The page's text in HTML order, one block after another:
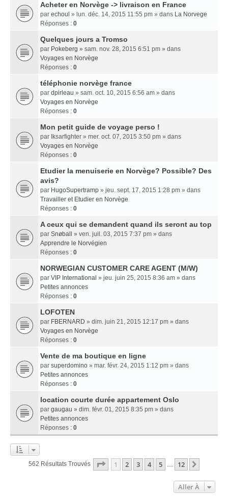
Acheter en Norvège -> livraison en France
par echoul » lun. déc. 14, 2015 11:55 pm » dans La Norvege
Réponses : 0
Quelques jours a Tromso
par Pokeberg » sam. nov. 28, 2015 6:51 pm » dans
Voyages en Norvège
Réponses : 0
téléphonie norvège france
par dpirleau » sam. oct. 10, 2015 6:56 am » dans
Voyages en Norvège
Réponses : 0
Mon petit guide de voyage perso !
par Iksarfighter » mer. oct. 07, 2015 3:50 pm » dans
Voyages en Norvège
Réponses : 0
Etudier la menuiserie en Norvège? Possible? Des
avis?
par HugoSupertramp » jeu. sept. 17, 2015 1:28 pm » dans
Travailler et Etudier en Norvège
Réponses : 0
A ceux qui se demandent quand ils seront au top
par Snøball
» ven. juil. 03, 2015 7:37 pm » dans
Apprendre le Norvégien
Réponses : 0
NORWEGIAN CUSTOMER CARE AGENT (M/W)
par VIP International » jeu. juin 25, 2015 8:36 am » dans
Petites annonces
Réponses : 0
LOFOTEN
par FBERNARD » dim. juin 21, 2015 12:17 pm » dans
Voyages en Norvège
Réponses : 0
Vente de ma boutique en ligne
par superdomino » mar. févr. 24, 2015 1:12 pm » dans
Petites annonces
Réponses : 0
location courte durée appartement Oslo
par gaugau » dim. févr. 01, 2015 8:35 pm » dans
Petites annonces
Réponses : 0
562 Résultats Trouvés Page 1Sur
1 2 3 4 5 … 12
Aller À